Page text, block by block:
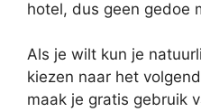
hotel, dus geen gedoe
Als je wilt kun je
kiezen naar het
maak je gratis gebruik